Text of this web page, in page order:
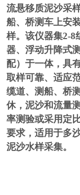
流悬移质泥沙采
船、桥测车上安
样。该仪器集2-8
器、浮动升降式
配）于一体，具
取样可靠、适应
缆道、测船、桥
休，泥沙和流量
率测验或采用定
要求，适用于多
泥沙水样采集。